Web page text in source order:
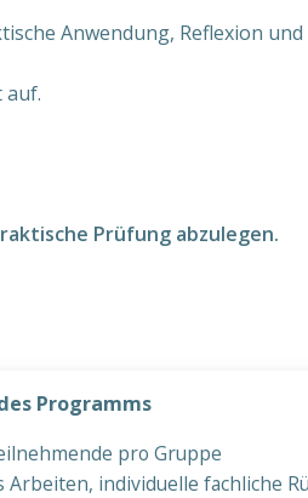
Anwendung, Reflexion
auf.
Prüfung abzulegen.
Programms
pro Gruppe
individuelle fachliche